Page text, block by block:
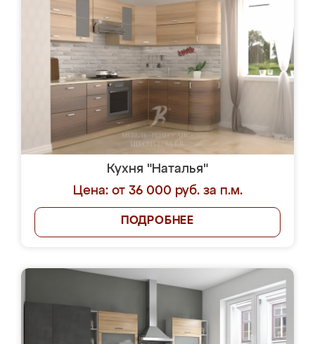
Кухня "Наталья"
Цена: от 36 000 руб. за п.м.
ПОДРОБНЕЕ